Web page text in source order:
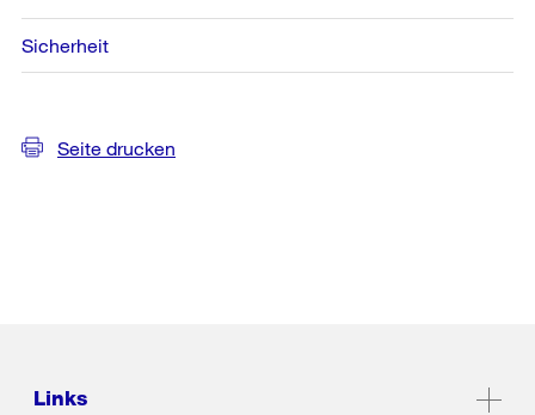
Sicherheit
Seite drucken
Links